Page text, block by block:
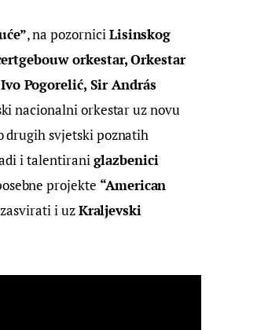
, na pozornici Lisinskog
orkestar, Orkestar
Pogorelić, Sir András
nacionalni orkestar uz novu
drugih svjetski poznatih
i talentirani glazbenici
projekte “American
i uz Kraljevski